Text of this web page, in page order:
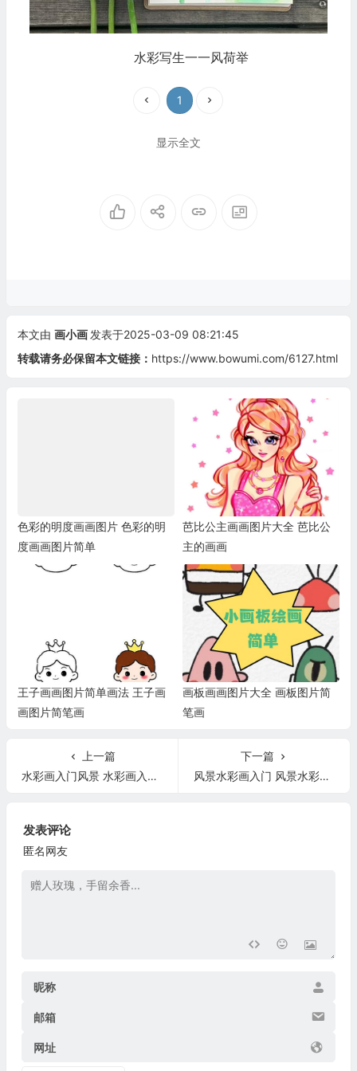
水彩写生一一风荷举
1
显示全文
本文由 画小画 发表于2025-03-09 08:21:45
转载请务必保留本文链接： https://www.bowumi.com/6127.html
色彩的明度画画图片 色彩的明
度画画图片简单
芭比公主画画图片大全 芭比公
主的画画
王子画画图片简单画法 王子画
画图片简笔画
画板画画图片大全 画板图片简
笔画
上一篇
水彩画入门风景 水彩画入门风景画简单
下一篇
风景水彩画入门 风景水彩画教程初学者
发表评论
匿名网友
昵称
邮箱
网址